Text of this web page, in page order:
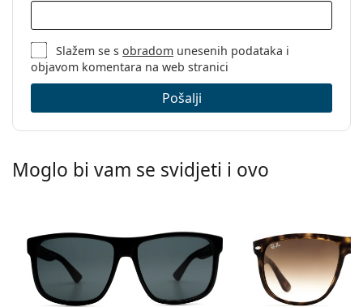
Slažem se sobradom unesenih podataka i
objavom komentara na web stranici
Pošalji
Moglo bi vam se svidjeti i ovo